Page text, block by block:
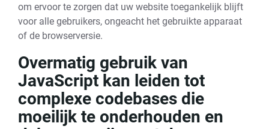
om ervoor te zorgen dat uw website toegankelijk blijft
voor alle gebruikers, ongeacht het gebruikte apparaat
of de browserversie.
Overmatig gebruik van
JavaScript kan leiden tot
complexe codebases die
moeilijk te onderhouden en